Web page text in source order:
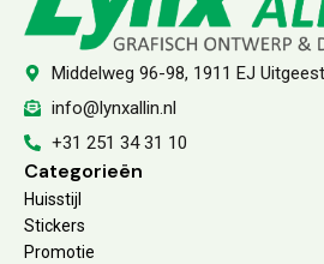
Middelweg 96-98, 1911 EJ Uitgeest
info@lynxallin.nl
+31 251 34 31 10
Categorieën
Huisstijl
Stickers
Promotie